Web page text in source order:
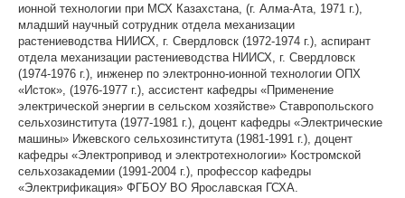
ионной технологии при МСХ Казахстана, (г. Алма-Ата, 1971 г.),
младший научный сотрудник отдела механизации
растениеводства НИИСХ, г. Свердловск (1972-1974 г.), аспирант
отдела механизации растениеводства НИИСХ, г. Свердловск
(1974-1976 г.), инженер по электронно-ионной технологии ОПХ
«Исток», (1976-1977 г.), ассистент кафедры «Применение
электрической энергии в сельском хозяйстве» Ставропольского
сельхозинститута (1977-1981 г.), доцент кафедры «Электрические
машины» Ижевского сельхозинститута (1981-1991 г.), доцент
кафедры «Электропривод и электротехнологии» Костромской
сельхозакадемии (1991-2004 г.), профессор кафедры
«Электрификация» ФГБОУ ВО Ярославская ГСХА.